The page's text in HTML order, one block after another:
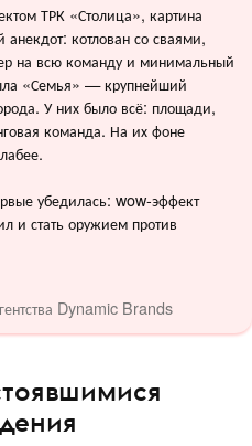
ТРК «Столица», картина
котлован со сваями,
на всю команду и минимальный
«Семья» — крупнейший
У них было всё: площади,
команда. На их фоне
убедилась: wow-эффект
и стать оружием против
Dynamic Brands